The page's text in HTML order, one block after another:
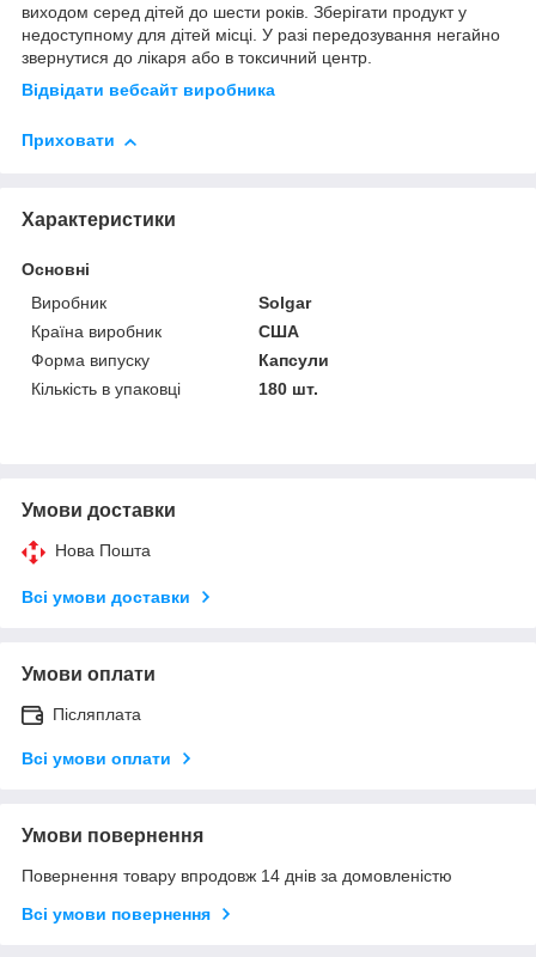
виходом серед дітей до шести років. Зберігати продукт у
недоступному для дітей місці. У разі передозування негайно
звернутися до лікаря або в токсичний центр.
Відвідати вебсайт виробника
Приховати
Характеристики
Основні
Виробник
Solgar
Країна виробник
США
Форма випуску
Капсули
Кількість в упаковці
180 шт.
Умови доставки
Нова Пошта
Всі умови доставки
Умови оплати
Післяплата
Всі умови оплати
Умови повернення
Повернення товару впродовж 14 днів за домовленістю
Всі умови повернення